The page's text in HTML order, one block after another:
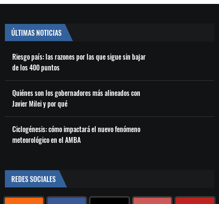
ÚLTIMAS NOTICIAS
Riesgo país: las razones por las que sigue sin bajar
de los 400 puntos
Quiénes son los gobernadores más alineados con
Javier Milei y por qué
Ciclogénesis: cómo impactará el nuevo fenómeno
meteorológico en el AMBA
REDES SOCIALES